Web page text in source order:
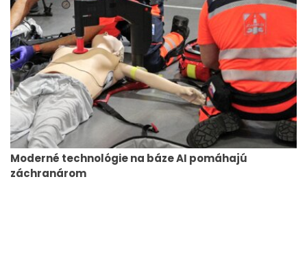
Moderné technológie na báze AI pomáhajú
záchranárom